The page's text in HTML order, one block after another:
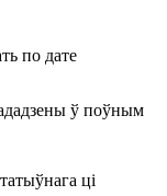
по дате
ў поўным
ці